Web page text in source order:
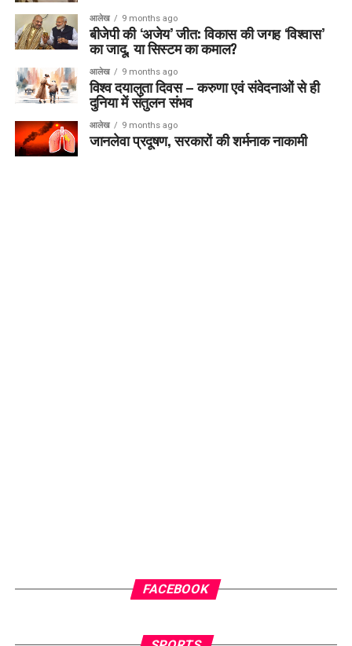
आलेख 9 months ago
बीजेपी की ‘अजेय’ जीत: विकास की जगह ‘विश्वास’
का जादू, या सिस्टम का कमाल?
आलेख 9 months ago
विश्व दयालुता दिवस – करुणा एवं संवेदनाओं से ही
दुनिया में संतुलन संभव
आलेख 9 months ago
जानलेवा प्रदूषण, सरकारों की शर्मनाक नाकामी
FACEBOOK